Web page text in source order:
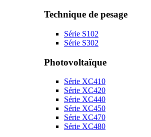
Technique de pesage
Série S102
Série S302
Photovoltaïque
Série XC410
Série XC420
Série XC440
Série XC450
Série XC470
Série XC480